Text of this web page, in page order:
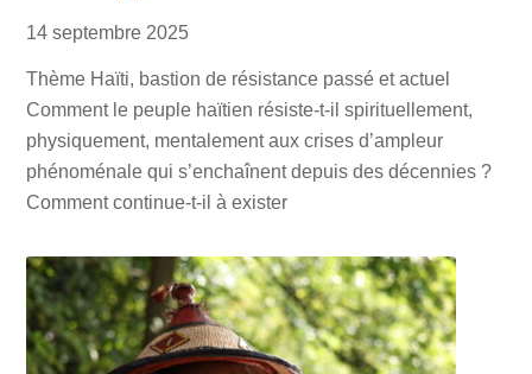
14 septembre 2025
Thème Haïti, bastion de résistance passé et actuel
Comment le peuple haïtien résiste-t-il spirituellement,
physiquement, mentalement aux crises d’ampleur
phénoménale qui s’enchaînent depuis des décennies ?
Comment continue-t-il à exister